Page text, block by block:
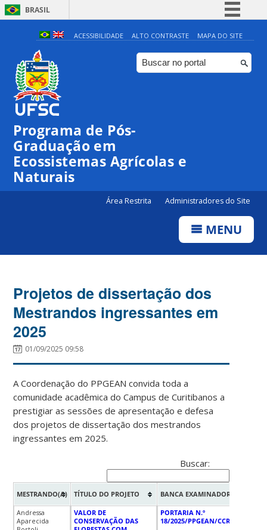
BRASIL
Simplifique!
Comunica BR
Participe
ACESSIBILIDADE ALTO CONTRASTE MAPA DO SITE
Programa de Pós-
Graduação em
Ecossistemas Agrícolas e
Naturais
Área Restrita Administradores do Site
MENU
Projetos de dissertação dos
Mestrandos ingressantes em
2025
01/09/2025 09:58
A Coordenação do PPGEAN convida toda a
comunidade acadêmica do Campus de Curitibanos a
prestigiar as sessões de apresentação e defesa
dos projetos de dissertação dos mestrandos
ingressantes em 2025.
Buscar:
MESTRANDO(A) TÍTULO DO PROJETO BANCA EXAMINADORA
Andressa
Aparecida
VALOR DE
CONSERVAÇÃO DAS
PORTARIA N.º
18/2025/PPGEAN/CCR/UFSC